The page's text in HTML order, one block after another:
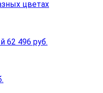
цветах
62 496 руб.